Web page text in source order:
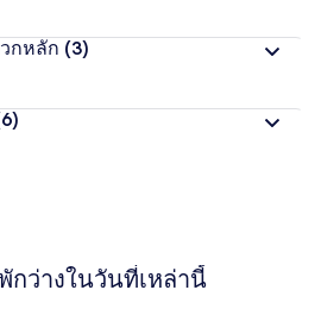
กหลัก (3)
ว่างในวันที่เหล่านี้